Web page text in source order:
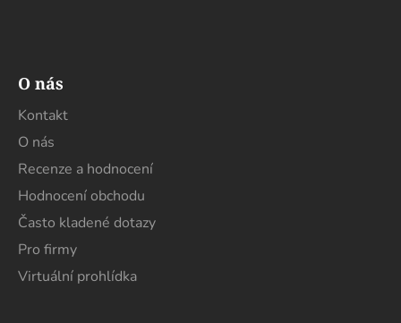
O nás
Kontakt
O nás
Recenze a hodnocení
Hodnocení obchodu
Často kladené dotazy
Pro firmy
Virtuální prohlídka